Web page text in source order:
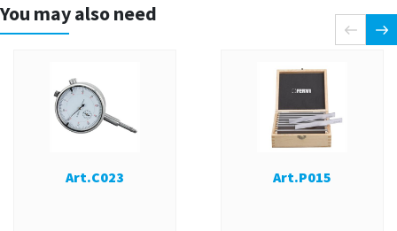
You may also need
Art.C023 Art.P015